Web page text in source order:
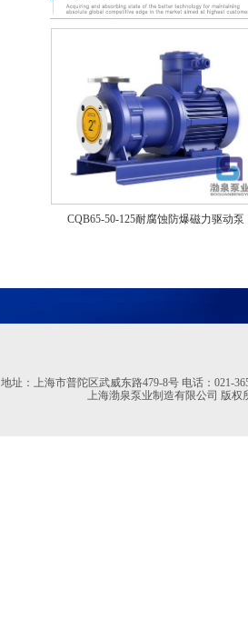
CQB65-50-125耐腐蚀防爆磁力驱动泵
地址：上海市普陀区武威东路479-8号 电话：021-
上海渤泉泵业制造有限公司 版权